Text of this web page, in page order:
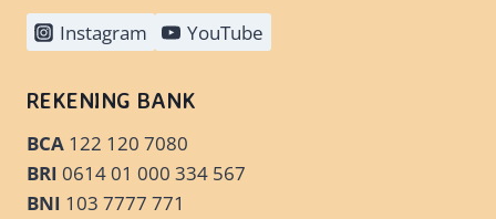
Instagram YouTube
REKENING BANK
BCA 122 120 7080
BRI 0614 01 000 334 567
BNI 103 7777 771